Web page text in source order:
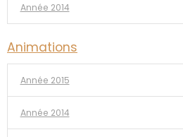
Année 2014
Animations
Année 2015
Année 2014